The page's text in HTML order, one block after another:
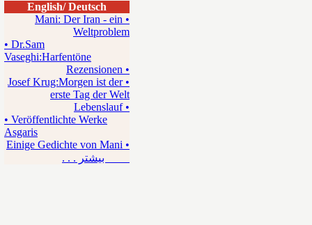
English/ Deutsch
• Mani: Der Iran - ein
Weltproblem
• Dr.Sam
Vaseghi:Harfentöne
• Rezensionen
• Josef Krug:Morgen ist der
erste Tag der Welt
• Lebenslauf
• Veröffentlichte Werke
Asgaris
• Einige Gedichte von Mani
بیشتر . . .